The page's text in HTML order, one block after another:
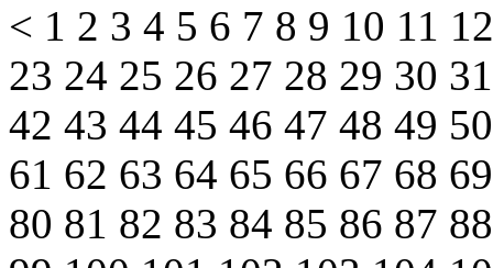
< 1 2 3 4 5 6 7 8 9 10 11
23 24 25 26 27 28 29 30
42 43 44 45 46 47 48 49
61 62 63 64 65 66 67 68
80 81 82 83 84 85 86 87